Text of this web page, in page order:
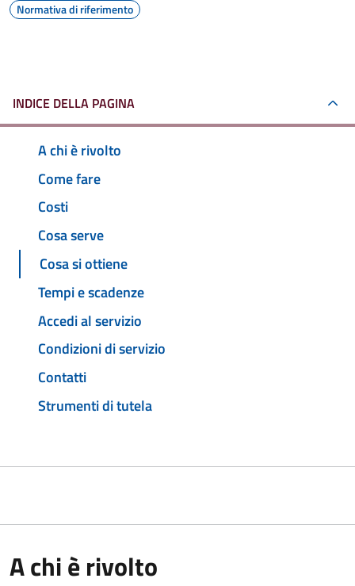
Normativa di riferimento
INDICE DELLA PAGINA
A chi è rivolto
Come fare
Costi
Cosa serve
Cosa si ottiene
Tempi e scadenze
Accedi al servizio
Condizioni di servizio
Contatti
Strumenti di tutela
A chi è rivolto